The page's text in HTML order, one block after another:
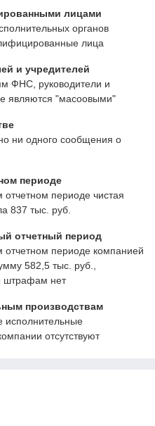
лицами
органов
лица
и учредителей
ФНС, руководители и
являются "масоовыми"
ни одного сообщения о
периоде
периоде чистая
837 тыс. руб.
отчетный период
периоде компанией
582,5 тыс. руб.,
штрафам нет
производствам
отсутствуют